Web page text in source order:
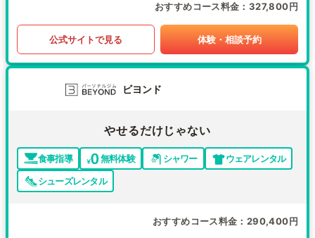
おすすめコース料金 327,800円
公式サイトで見る 体験・相談予約
ビヨンド
やせるだけじゃない
食事指導 無料体験 シャワー
ウェアレンタル
シューズレンタル
おすすめコース料金 290,400円